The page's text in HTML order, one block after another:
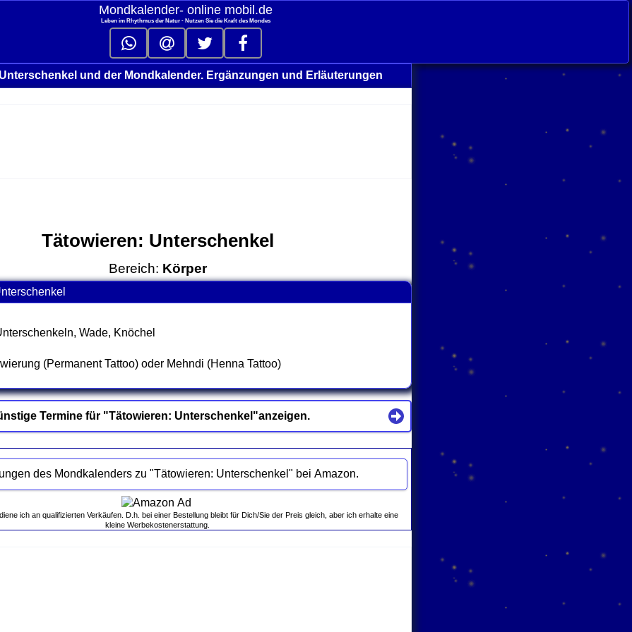
Mondkalender‑ online mobil.de
Leben im Rhythmus der Natur - Nutzen Sie die Kraft des Mondes
und der Mondkalender. Ergänzungen und Erläuterungen
Tätowieren: Unterschenkel
Bereich: Körper
Wade, Knöchel
(Permanent Tattoo) oder Mehndi (Henna Tattoo)
Termine für "Tätowieren: Unterschenkel"anzeigen.
Empfehlungen des Mondkalenders zu "Tätowieren: Unterschenkel" bei Amazon.
ich an qualifizierten Verkäufen. D.h. bei einer Bestellung bleibt für Dich/Sie der Preis gleich, aber ich erhalte eine
kleine Werbekostenerstattung.